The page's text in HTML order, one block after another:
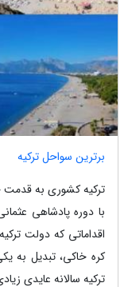
برترین سواحل ترکیه
ترکیه کشوری به قدمت
با دوره پادشاهی
اقداماتی که دولت
کره خاکی، تبدیل به
ترکیه سالانه عایدی